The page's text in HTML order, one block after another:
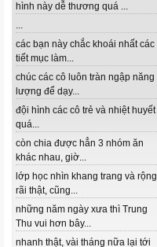
hình này dễ thương quá ...
...
các bạn này chắc khoái nhất các
tiết mục làm...
chúc các cô luôn tràn ngập năng
lượng để dạy...
đội hình các cô trẻ và nhiệt huyết
quá...
còn chia được hẳn 3 nhóm ăn
khác nhau, giờ...
lớp học nhìn khang trang và rộng
rãi thật, cũng...
những năm ngày xưa thì Trung
Thu vui hơn bây...
nhanh thật, vài tháng nữa lại tới